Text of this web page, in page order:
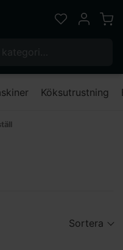
Favoriter
Mitt
Köksutrustning
Sortera